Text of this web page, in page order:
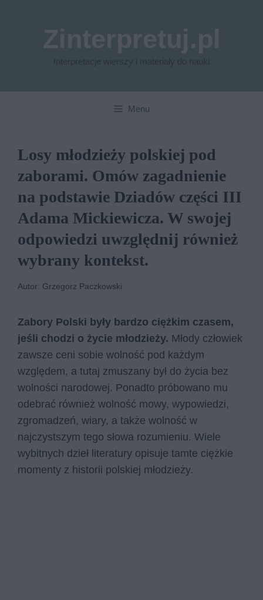
Menu
Losy młodzieży polskiej pod
zaborami. Omów zagadnienie
na podstawie Dziadów części III
Adama Mickiewicza. W swojej
odpowiedzi uwzględnij również
wybrany kontekst.
Autor: Grzegorz Paczkowski
Zabory Polski były bardzo ciężkim czasem,
jeśli chodzi o życie młodzieży. Młody człowiek
zawsze ceni sobie wolność pod każdym
względem, a tutaj zmuszany był do życia bez
wolności narodowej. Ponadto próbowano mu
odebrać również wolność mowy, wypowiedzi,
zgromadzeń, wiary, a także wolność w
najczystszym tego słowa rozumieniu. Wiele
wybitnych dzieł literatury opisuje tamte ciężkie
momenty z historii polskiej młodzieży.